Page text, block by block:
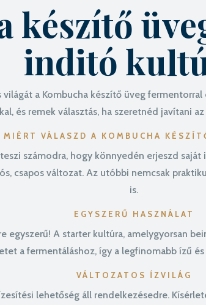
készítő
inditó
a Kombucha készítő üveg
és remek választás, ha szeretnéd javítani
MIÉRT VÁLASZD A KOMBUCHA
számodra, hogy könnyedén erjeszd
csapos változat. Az utóbbi nemcsak
is.
EGYSZERŰ HASZNÁLAT
egyszerű! A starter kultúra, amelygyorsan
a fermentáláshoz, így a legfinomabb ízű
VÁLTOZATOS ÍZVILÁG
lehetőség áll rendelkezésedre.